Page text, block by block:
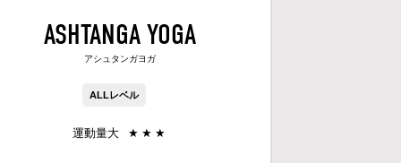
ASHTANGA YOGA
アシュタンガヨガ
ALLレベル
運動量大 ★ ★ ★